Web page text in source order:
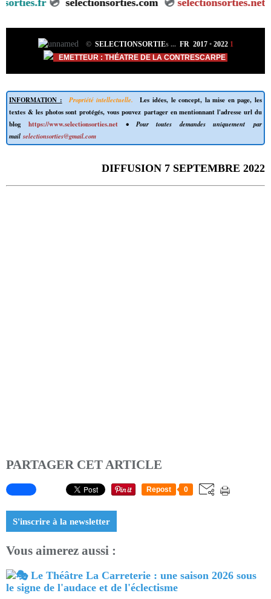
💿 selectionsorties.com💿
© SELECTIONSORTIEs ... FR 2017• 2022 1
EMETTEUR : THÉATRE DE LA CONTRESCARPE
INFORMATION : Propriété intellectuelle.
Les idées, le concept, la mise en page, les
textes & les photos sont protégés, vous pouvez partager en mentionnant l'adresse url du
blog
https://www.selectionsorties.net
• Pour toutes demandes uniquement par
mail selectionsorties@gmail.com
DIFFUSION 7 SEPTEMBRE 2022
PARTAGER CET ARTICLE
Repost 0
S'inscrire à la newsletter
Vous aimerez aussi :